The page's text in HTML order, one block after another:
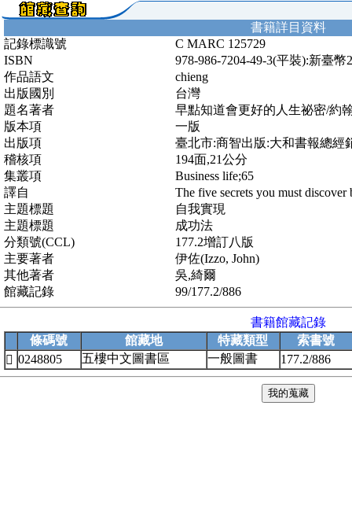
書籍詳目資料
記錄標識號
C MARC 125729
ISBN
978-986-7204-49-3(平裝):新臺幣
作品語文
chieng
出版國別
台灣
題名著者
早點知道會更好的人生祕密/約
版本項
一版
出版項
臺北市:商智出版:大和書報總經
稽核項
194面,21公分
集叢項
Business life;65
譯自
The five secrets you must discover
主題標題
自我實現
主題標題
成功法
分類號(CCL)
177.2增訂八版
主要著者
伊佐(Izzo, John)
其他著者
吳,綺爾
館藏記錄
99/177.2/886
書籍館藏記錄
條碼號
館藏地 特藏類型
索書號
 0248805 五樓中文圖書區 一般圖書 177.2/886